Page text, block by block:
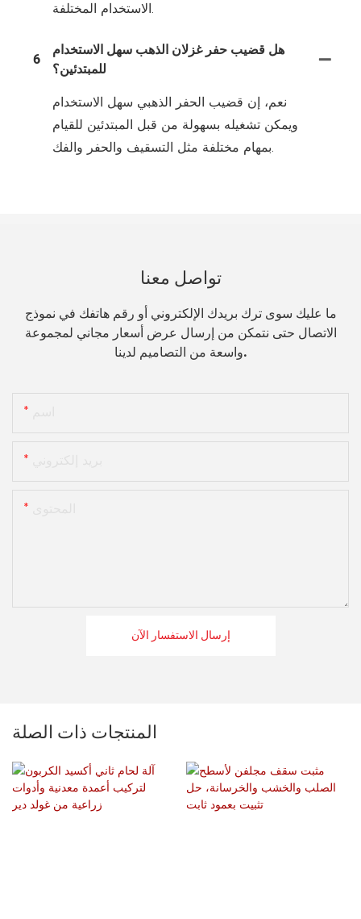
الاستخدام المختلفة.
6
هل قضيب حفر غزلان الذهب سهل الاستخدام
للمبتدئين؟
نعم، إن قضيب الحفر الذهبي سهل الاستخدام
ويمكن تشغيله بسهولة من قبل المبتدئين للقيام
بمهام مختلفة مثل التسقيف والحفر والفك.
تواصل معنا
ما عليك سوى ترك بريدك الإلكتروني أو رقم هاتفك في نموذج
الاتصال حتى نتمكن من إرسال عرض أسعار مجاني لمجموعة
واسعة من التصاميم لدينا.
إرسال الاستفسار الآن
المنتجات ذات الصلة